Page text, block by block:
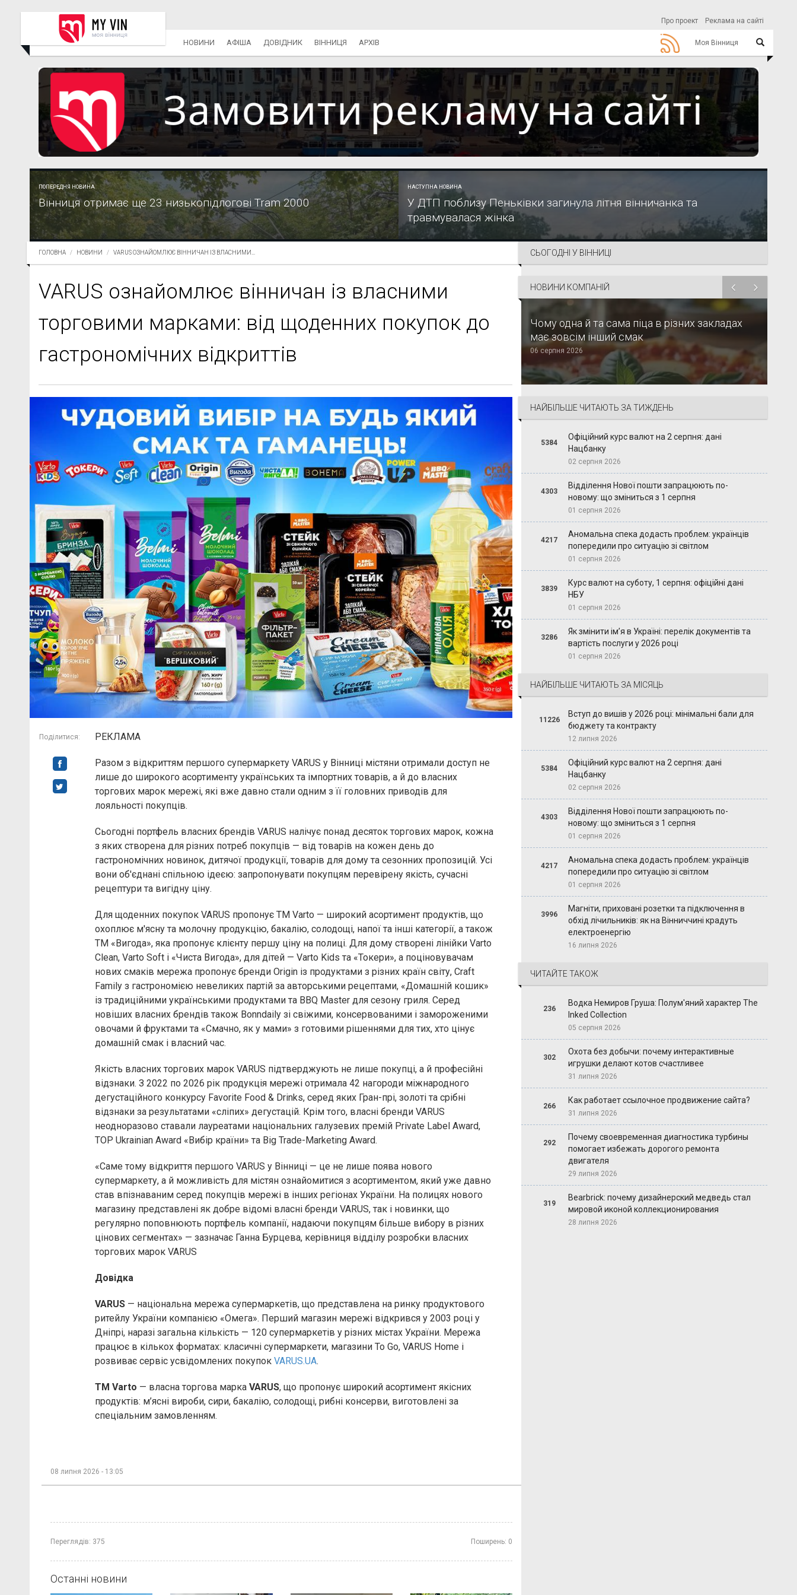
Про проект Реклама на сайті
Моя Вінниця
НОВИНИ АФІША ДОВІДНИК ВІННИЦЯ АРХІВ
ПОПЕРЕДНЯ НОВИНА
Вінниця отримає ще 23 низькопідлогові Tram 2000
НАСТУПНА НОВИНА
У ДТП поблизу Пеньківки загинула літня вінничанка та
травмувалася жінка
ГОЛОВНА НОВИНИ VARUS ОЗНАЙОМЛЮЄ ВІННИЧАН ІЗ ВЛАСНИМИ...
VARUS ознайомлює вінничан із власними
торговими марками: від щоденних покупок до
гастрономічних відкриттів
Поділитися: РЕКЛАМА
Разом з відкриттям першого супермаркету VARUS у Вінниці містяни отримали доступ не
лише до широкого асортименту українських та імпортних товарів, а й до власних
торгових марок мережі, які вже давно стали одним з її головних приводів для
лояльності покупців.
Сьогодні портфель власних брендів VARUS налічує понад десяток торгових марок, кожна
з яких створена для різних потреб покупців — від товарів на кожен день до
гастрономічних новинок, дитячої продукції, товарів для дому та сезонних пропозицій. Усі
вони об'єднані спільною ідеєю: запропонувати покупцям перевірену якість, сучасні
рецептури та вигідну ціну.
Для щоденних покупок VARUS пропонує ТМ Varto — широкий асортимент продуктів, що
охоплює м'ясну та молочну продукцію, бакалію, солодощі, напої та інші категорії, а також
ТМ «Вигода», яка пропонує клієнту першу ціну на полиці. Для дому створені лінійки Varto
Clean, Varto Soft і «Чиста Вигода», для дітей — Varto Kids та «Токери», а поціновувачам
нових смаків мережа пропонує бренди Origin із продуктами з різних країн світу, Craft
Family з гастрономією невеликих партій за авторськими рецептами, «Домашній кошик»
із традиційними українськими продуктами та BBQ Master для сезону гриля. Серед
новіших власних брендів також Bonndaily зі свіжими, консервованими і замороженими
овочами й фруктами та «Смачно, як у мами» з готовими рішеннями для тих, хто цінує
домашній смак і власний час.
Якість власних торгових марок VARUS підтверджують не лише покупці, а й професійні
відзнаки. З 2022 по 2026 рік продукція мережі отримала 42 нагороди міжнародного
дегустаційного конкурсу Favorite Food & Drinks, серед яких Гран-прі, золоті та срібні
відзнаки за результатами «сліпих» дегустацій. Крім того, власні бренди VARUS
неодноразово ставали лауреатами національних галузевих премій Private Label Award,
TOP Ukrainian Award «Вибір країни» та Big Trade-Marketing Award.
«Саме тому відкриття першого VARUS у Вінниці — це не лише поява нового
супермаркету, а й можливість для містян ознайомитися з асортиментом, який уже давно
став впізнаваним серед покупців мережі в інших регіонах України. На полицях нового
магазину представлені як добре відомі власні бренди VARUS, так і новинки, що
регулярно поповнюють портфель компанії, надаючи покупцям більше вибору в різних
цінових сегментах» — зазначає Ганна Бурцева, керівниця відділу розробки власних
торгових марок VARUS
Довідка
VARUS — національна мережа супермаркетів, що представлена на ринку продуктового
ритейлу України компанією «Омега». Перший магазин мережі відкрився у 2003 році у
Дніпрі, наразі загальна кількість — 120 супермаркетів у різних містах України. Мережа
працює в кількох форматах: класичні супермаркети, магазини To Go, VARUS Home і
розвиває сервіс усвідомлених покупок VARUS.UA.
ТМ Varto — власна торгова марка VARUS, що пропонує широкий асортимент якісних
продуктів: м’ясні вироби, сири, бакалію, солодощі, рибні консерви, виготовлені за
спеціальним замовленням.
08 липня 2026 - 13:05
Переглядів: 375 Поширень: 0
Останні новини
СЬОГОДНІ У ВІННИЦІ
НОВИНИ КОМПАНІЙ
Чому одна й та сама піца в різних закладах
має зовсім інший смак
06 серпня 2026
НАЙБІЛЬШЕ ЧИТАЮТЬ ЗА ТИЖДЕНЬ
5384
Офіційний курс валют на 2 серпня: дані
Нацбанку
02 серпня 2026
4303
Відділення Нової пошти запрацюють по-
новому: що зміниться з 1 серпня
01 серпня 2026
4217
Аномальна спека додасть проблем: українців
попередили про ситуацію зі світлом
01 серпня 2026
3839
Курс валют на суботу, 1 серпня: офіційні дані
НБУ
01 серпня 2026
3286
Як змінити ім’я в Україні: перелік документів та
вартість послуги у 2026 році
01 серпня 2026
НАЙБІЛЬШЕ ЧИТАЮТЬ ЗА МІСЯЦЬ
11226
Вступ до вишів у 2026 році: мінімальні бали для
бюджету та контракту
12 липня 2026
5384
Офіційний курс валют на 2 серпня: дані
Нацбанку
02 серпня 2026
4303
Відділення Нової пошти запрацюють по-
новому: що зміниться з 1 серпня
01 серпня 2026
4217
Аномальна спека додасть проблем: українців
попередили про ситуацію зі світлом
01 серпня 2026
3996
Магніти, приховані розетки та підключення в
обхід лічильників: як на Вінниччині крадуть
електроенергію
16 липня 2026
ЧИТАЙТЕ ТАКОЖ
236
Водка Немиров Груша: Полум'яний характер The
Inked Collection
05 серпня 2026
302
Охота без добычи: почему интерактивные
игрушки делают котов счастливее
31 липня 2026
266
Как работает ссылочное продвижение сайта?
31 липня 2026
292
Почему своевременная диагностика турбины
помогает избежать дорогого ремонта
двигателя
29 липня 2026
319
Bearbrick: почему дизайнерский медведь стал
мировой иконой коллекционирования
28 липня 2026